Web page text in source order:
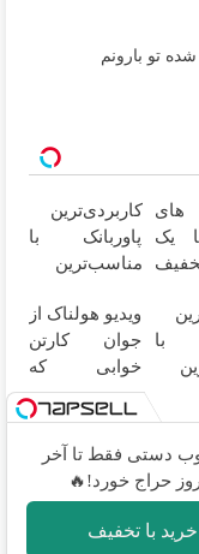
تو بارونم
های
یک
های
کاربردی‌ترین
پاوربانک با
مناسب‌ترین
با
ویدیو هولناک از
جوان کارتن
خوابی که
میلیاردر شد.
آموزش رایگان
دستی فقط تا آخر
حراج خورد!🔥
خرید با تخفیف